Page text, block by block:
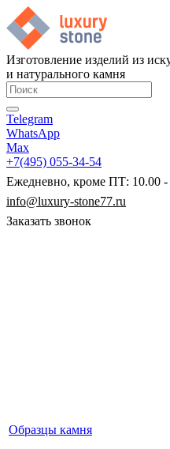
Изготовление изделий из
и натурального камня
Telegram
WhatsApp
Max
+7(495) 055-34-54
Ежедневно, кроме ПТ: 10.00 -
info@luxury-stone77.ru
Заказать звонок
Образцы камня